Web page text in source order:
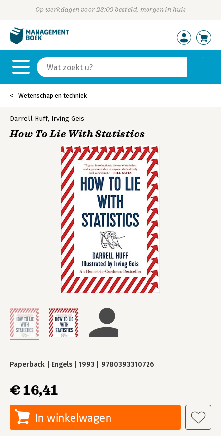
Op werkdagen voor 23:00 besteld, morgen in huis
Wetenschap en techniek
Darrell Huff, Irving Geis
How To Lie With Statistics
Paperback Engels 1993 9780393310726
€ 16,41
In winkelwagen